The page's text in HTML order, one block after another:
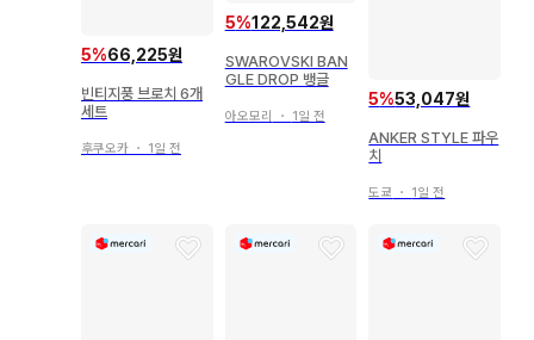
5%66,225원
빈티지풍 브로치 6개
세트
후쿠오카 ・ 1일 전
5%122,542원
SWAROVSKI BAN
GLE DROP 뱅글
아오모리 ・ 1일 전
5%53,047원
ANKER STYLE 파우
치
도쿄 ・ 1일 전